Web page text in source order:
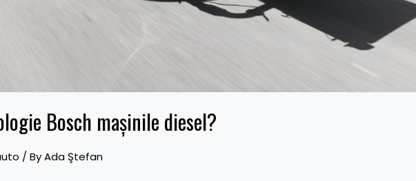
Bosch maşinile diesel?
/ ByAda Ştefan